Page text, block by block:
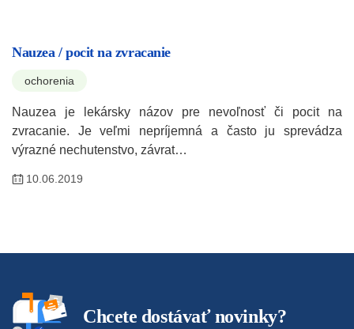
Nauzea / pocit na zvracanie
ochorenia
Nauzea je lekársky názov pre nevoľnosť či pocit na
zvracanie. Je veľmi nepríjemná a často ju sprevádza
výrazné nechutenstvo, závrat…
10.06.2019
Chcete dostávať novinky?